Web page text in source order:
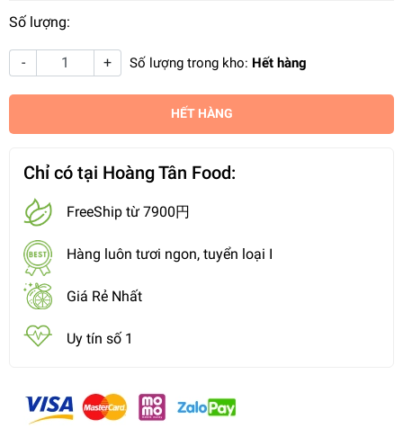
Số lượng:
- + Số lượng trong kho: Hết hàng
HẾT HÀNG
Chỉ có tại Hoàng Tân Food:
FreeShip từ 7900円
Hàng luôn tươi ngon, tuyển loại I
Giá Rẻ Nhất
Uy tín số 1